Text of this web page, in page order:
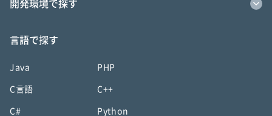
開発環境で探す
言語で探す
Java PHP
C言語 C++
C# Python